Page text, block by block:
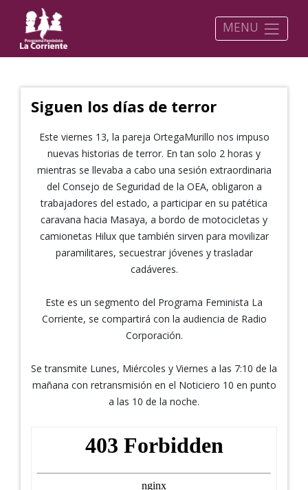
MENU
Siguen los días de terror
Este viernes 13, la pareja OrtegaMurillo nos impuso
nuevas historias de terror. En tan solo 2 horas y
mientras se llevaba a cabo una sesión extraordinaria
del Consejo de Seguridad de la OEA, obligaron a
trabajadores del estado, a participar en su patética
caravana hacia Masaya, a bordo de motocicletas y
camionetas Hilux que también sirven para movilizar
paramilitares, secuestrar jóvenes y trasladar
cadáveres.
Este es un segmento del Programa Feminista La
Corriente, se compartirá con la audiencia de Radio
Corporación.
Se transmite Lunes, Miércoles y Viernes a las 7:10 de la
mañana con retransmisión en el Noticiero 10 en punto
a las 10 de la noche.